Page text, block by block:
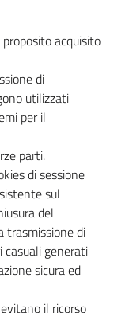
acquisito
di
utilizzati
per il
parti.
di sessione
sul
del
trasmissione di
casuali generati
sicura ed
il ricorso